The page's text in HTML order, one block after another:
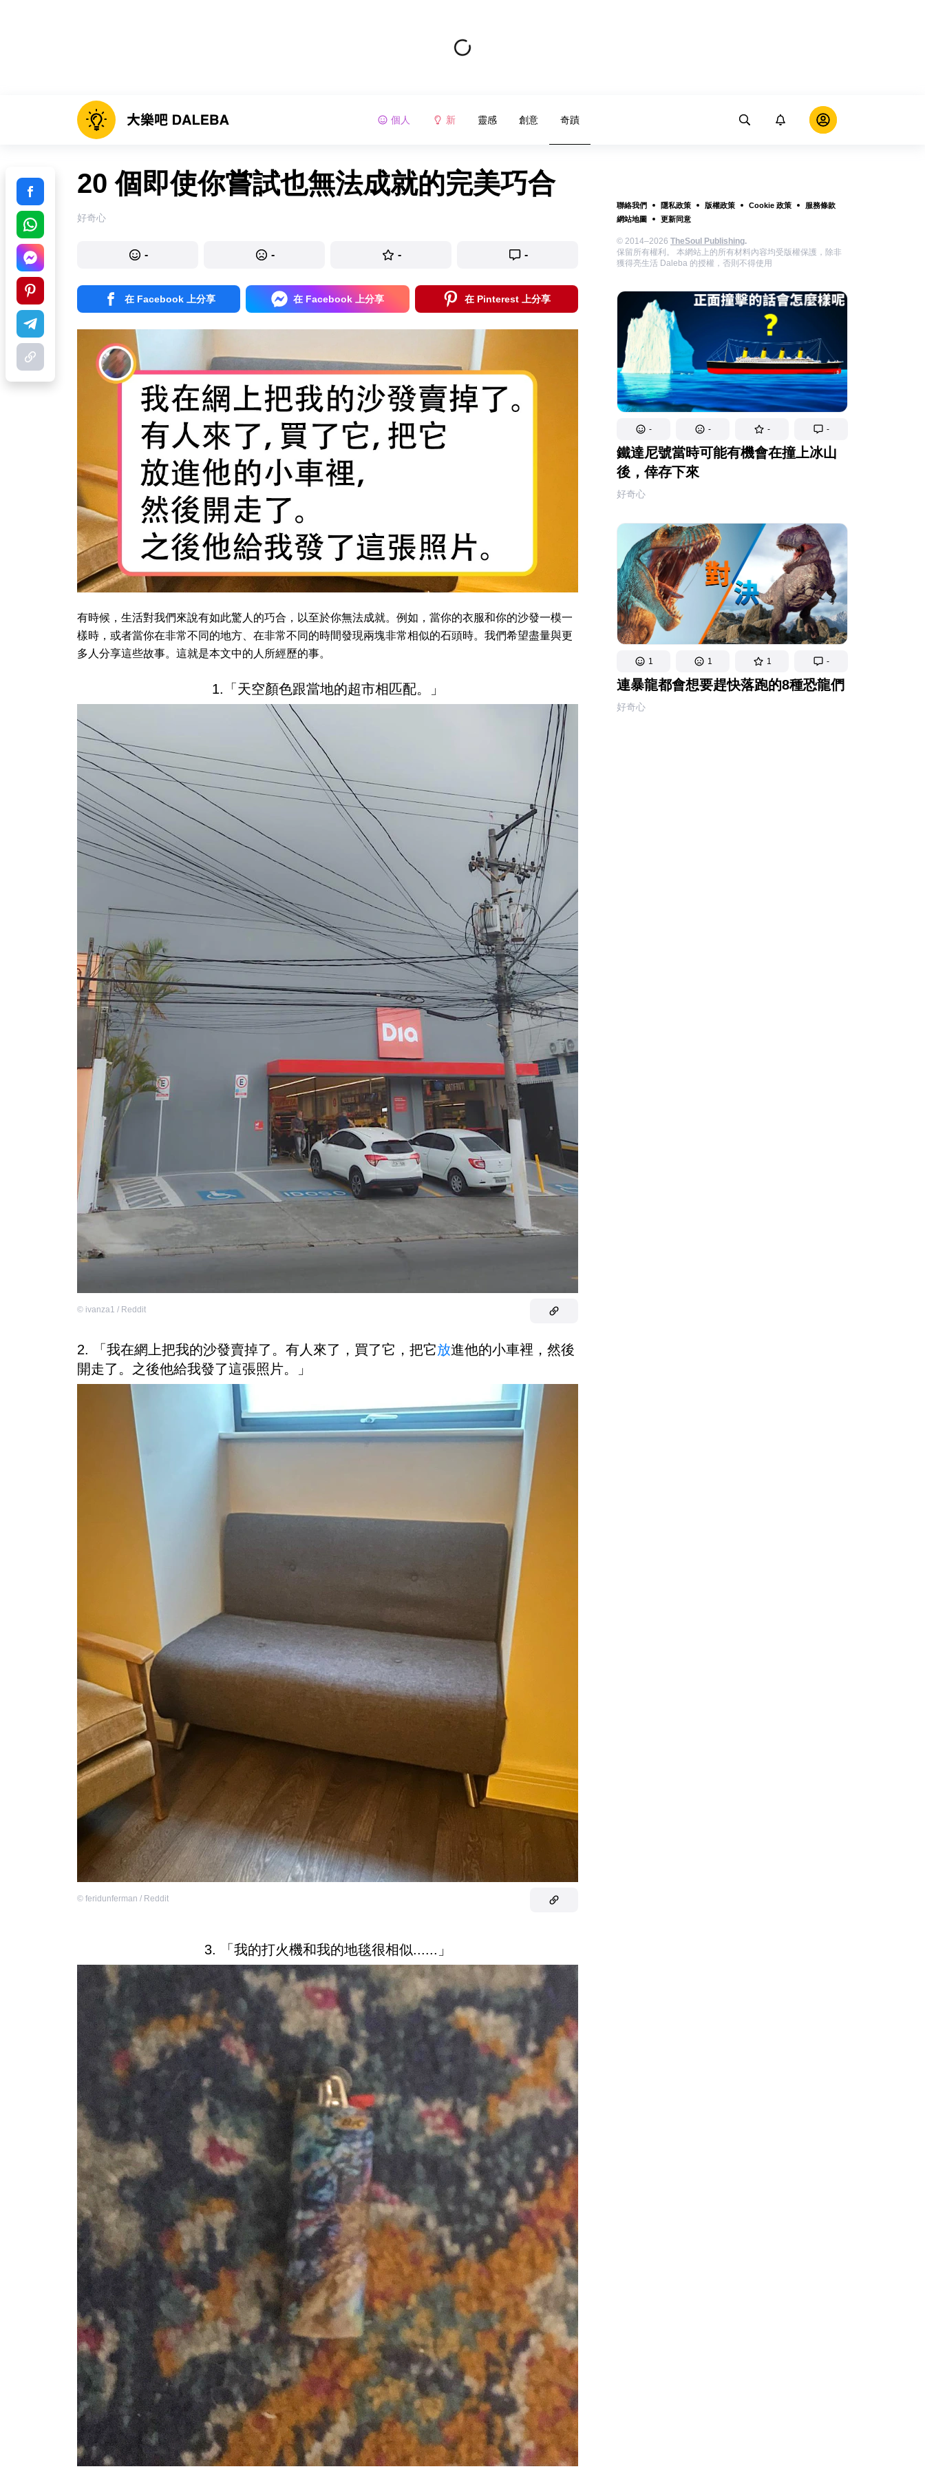
個人 新 靈感 創意 奇蹟
聯絡我們 隱私政策 版權政策 Cookie 政策
服務條款
網站地圖
更新同意
© 2014–2026 TheSoul Publishing.
保留所有權利。 本網站上的所有材料內容均受版權保護，除非
獲得亮生活 Daleba 的授權，否則不得使用
- - - -
鐵達尼號當時可能有機會在撞上冰山
後，倖存下來
好奇心
1 1 1 -
連暴龍都會想要趕快落跑的8種恐龍們
好奇心
20 個即使你嘗試也無法成就的完美巧合
好奇心
- - - -
在 Facebook 上分享 在 Facebook 上分享 在 Pinterest 上分享
有時候，生活對我們來說有如此驚人的巧合，以至於你無法成就。例如，當你的衣服和你的沙發一模一
樣時，或者當你在非常不同的地方、在非常不同的時間發現兩塊非常相似的石頭時。我們希望盡量與更
多人分享這些故事。這就是本文中的人所經歷的事。
1.「天空顏色跟當地的超市相匹配。」
© ivanza1 / Reddit
2. 「我在網上把我的沙發賣掉了。有人來了，買了它，把它放進他的小車裡，然後
開走了。之後他給我發了這張照片。」
© feridunferman / Reddit
3. 「我的打火機和我的地毯很相似......」